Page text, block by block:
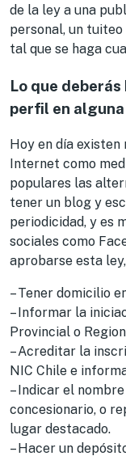
de la ley a una
personal, un tuiteo
tal que se haga
Lo que deberás
perfil en
Hoy en día
Internet como
populares las
tener un blog y
periodicidad, y es
sociales como
aprobarse esta
– Tener domicilio
– Informar la
Provincial o
– Acreditar la
NIC Chile e
– Indicar el
concesionario, o
lugar destacado.
– Hacer un